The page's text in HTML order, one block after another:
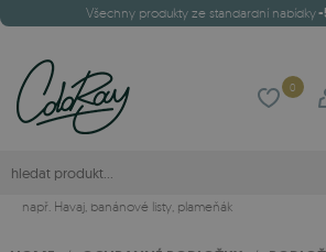
Všechny produkty ze standardní nabídky-
0
např. Havaj, banánové listy, plameňák